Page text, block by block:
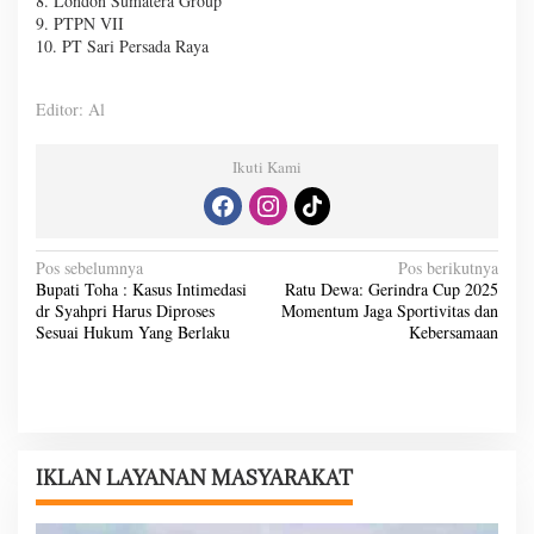
9. PTPN VII
10. PT Sari Persada Raya
Editor: Al
Ikuti Kami
N
a
v
s
i
Pos sebelumnya
Bupati Toha : Kasus Intimedasi
dr Syahpri Harus Diproses
Sesuai Hukum Yang Berlaku
Pos berikutnya
Ratu Dewa: Gerindra Cup 2025
Momentum Jaga Sportivitas dan
Kebersamaan
IKLAN LAYANAN MASYARAKAT